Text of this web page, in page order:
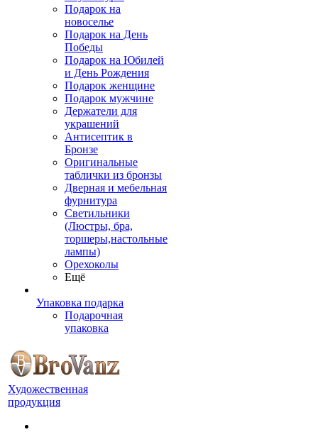
Подарок на
новоселье
Подарок на День
Победы
Подарок на Юбилей
и День Рождения
Подарок женщине
Подарок мужчине
Держатели для
украшений
Антисептик в
Бронзе
Оригинальные
таблички из бронзы
Дверная и мебельная
фурнитура
Светильники
(Люстры, бра,
торшеры,настольные
лампы)
Орехоколы
Ещё
Упаковка подарка
Подарочная
упаковка
Художественная
продукция